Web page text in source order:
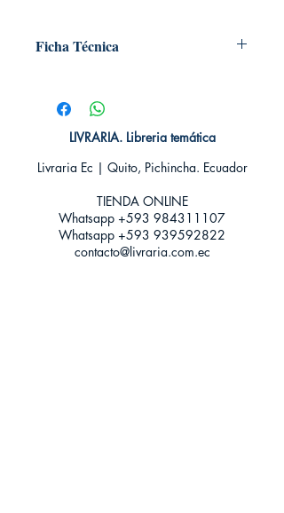
Ficha Técnica
Editorial: Montena
Idioma: Castellano
Encuadernación: Tapa blanda
Categoría: Novela Juvenil - Romántica
Tamaño: Grande
LIVRARIA. Libreria temática
Livraria Ec | Quito, Pichincha. Ecuador
TIENDA ONLINE​
Whatsapp +593 984311107
Whatsapp +593 939592822
contacto@livraria.com.ec